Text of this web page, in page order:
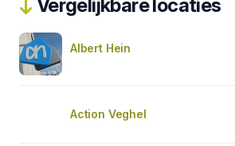
Vergelijkbare locaties
Albert Hein
Action Veghel